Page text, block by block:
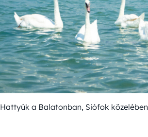
Hattyúk a Balatonban, Siófok